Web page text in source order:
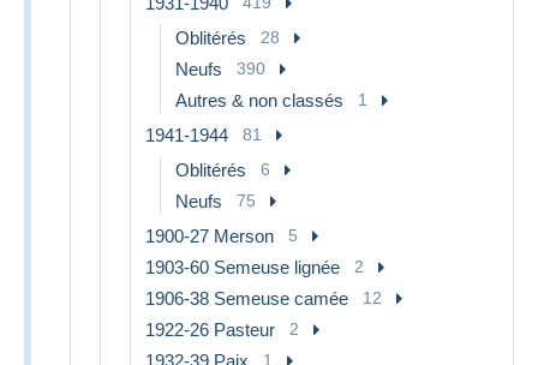
Oblitérés 28
Neufs 390
Autres & non classés 1
1941-1944 81
Oblitérés 6
Neufs 75
1900-27 Merson 5
1903-60 Semeuse lignée 2
1906-38 Semeuse camée 12
1922-26 Pasteur 2
1932-39 Paix 1